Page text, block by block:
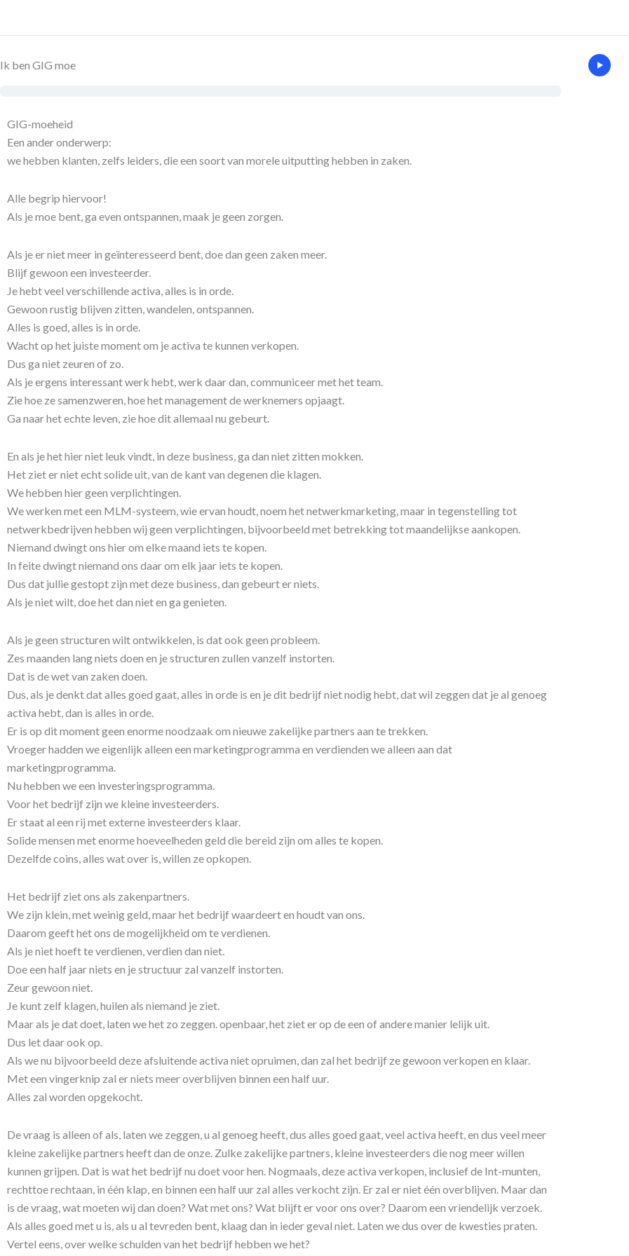
Enter
Mode
Ik ben GIG moe
GIG-moeheid
Een ander onderwerp:
we hebben klanten, zelfs leiders, die een soort van morele uitputting hebben in zaken.
Alle begrip hiervoor!
Als je moe bent, ga even ontspannen, maak je geen zorgen.
Als je er niet meer in geïnteresseerd bent, doe dan geen zaken meer.
Blijf gewoon een investeerder.
Je hebt veel verschillende activa, alles is in orde.
Gewoon rustig blijven zitten, wandelen, ontspannen.
Alles is goed, alles is in orde.
Wacht op het juiste moment om je activa te kunnen verkopen.
Dus ga niet zeuren of zo.
Als je ergens interessant werk hebt, werk daar dan, communiceer met het team.
Zie hoe ze samenzweren, hoe het management de werknemers opjaagt.
Ga naar het echte leven, zie hoe dit allemaal nu gebeurt.
En als je het hier niet leuk vindt, in deze business, ga dan niet zitten mokken.
Het ziet er niet echt solide uit, van de kant van degenen die klagen.
We hebben hier geen verplichtingen.
We werken met een MLM-systeem, wie ervan houdt, noem het netwerkmarketing, maar in tegenstelling tot
netwerkbedrijven hebben wij geen verplichtingen, bijvoorbeeld met betrekking tot maandelijkse aankopen.
Niemand dwingt ons hier om elke maand iets te kopen.
In feite dwingt niemand ons daar om elk jaar iets te kopen.
Dus dat jullie gestopt zijn met deze business, dan gebeurt er niets.
Als je niet wilt, doe het dan niet en ga genieten.
Als je geen structuren wilt ontwikkelen, is dat ook geen probleem.
Zes maanden lang niets doen en je structuren zullen vanzelf instorten.
Dat is de wet van zaken doen.
Dus, als je denkt dat alles goed gaat, alles in orde is en je dit bedrijf niet nodig hebt, dat wil zeggen dat je al genoeg
activa hebt, dan is alles in orde.
Er is op dit moment geen enorme noodzaak om nieuwe zakelijke partners aan te trekken.
Vroeger hadden we eigenlijk alleen een marketingprogramma en verdienden we alleen aan dat
marketingprogramma.
Nu hebben we een investeringsprogramma.
Voor het bedrijf zijn we kleine investeerders.
Er staat al een rij met externe investeerders klaar.
Solide mensen met enorme hoeveelheden geld die bereid zijn om alles te kopen.
Dezelfde coins, alles wat over is, willen ze opkopen.
Het bedrijf ziet ons als zakenpartners.
We zijn klein, met weinig geld, maar het bedrijf waardeert en houdt van ons.
Daarom geeft het ons de mogelijkheid om te verdienen.
Als je niet hoeft te verdienen, verdien dan niet.
Doe een half jaar niets en je structuur zal vanzelf instorten.
Zeur gewoon niet.
Je kunt zelf klagen, huilen als niemand je ziet.
Maar als je dat doet, laten we het zo zeggen. openbaar, het ziet er op de een of andere manier lelijk uit.
Dus let daar ook op.
Als we nu bijvoorbeeld deze afsluitende activa niet opruimen, dan zal het bedrijf ze gewoon verkopen en klaar.
Met een vingerknip zal er niets meer overblijven binnen een half uur.
Alles zal worden opgekocht.
De vraag is alleen of als, laten we zeggen, u al genoeg heeft, dus alles goed gaat, veel activa heeft, en dus veel meer
kleine zakelijke partners heeft dan de onze. Zulke zakelijke partners, kleine investeerders die nog meer willen
kunnen grijpen. Dat is wat het bedrijf nu doet voor hen. Nogmaals, deze activa verkopen, inclusief de Int-munten,
rechttoe rechtaan, in één klap, en binnen een half uur zal alles verkocht zijn. Er zal er niet één overblijven. Maar dan
is de vraag, wat moeten wij dan doen? Wat met ons? Wat blijft er voor ons over? Daarom een vriendelijk verzoek.
Als alles goed met u is, als u al tevreden bent, klaag dan in ieder geval niet. Laten we dus over de kwesties praten.
Vertel eens, over welke schulden van het bedrijf hebben we het?